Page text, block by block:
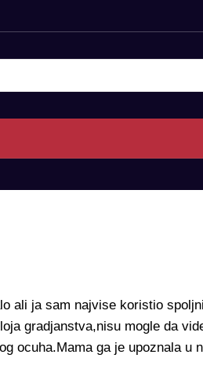
ali ja sam najvise koristio
gradjanstva,nisu mogle da
ocuha.Mama ga je upoznala u